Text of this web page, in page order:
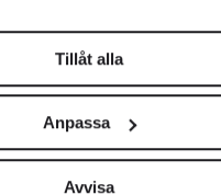
för att
och analysera vår trafik. Vi
sådana identifierare och
enhet till de sociala medier
Tillåt alla
Anpassa
Avvisa
Så rekryterar vi